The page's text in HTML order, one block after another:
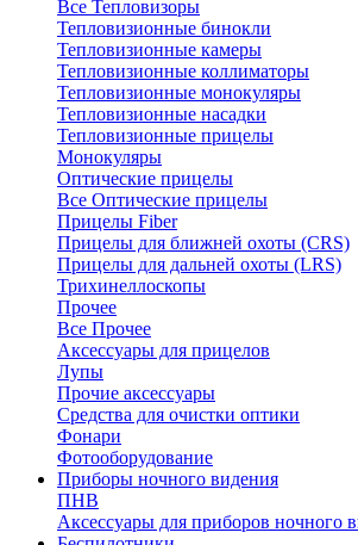
Все Тепловизоры
Тепловизионные бинокли
Тепловизионные камеры
Тепловизионные коллиматоры
Тепловизионные монокуляры
Тепловизионные насадки
Тепловизионные прицелы
Монокуляры
Оптические прицелы
Все Оптические прицелы
Прицелы Fiber
Прицелы для ближней охоты (CRS)
Прицелы для дальней охоты (LRS)
Трихинеллоскопы
Прочее
Все Прочее
Аксессуары для прицелов
Лупы
Прочие аксессуары
Средства для очистки оптики
Фонари
Фотооборудование
Приборы ночного видения
ПНВ
Аксессуары для приборов ночного